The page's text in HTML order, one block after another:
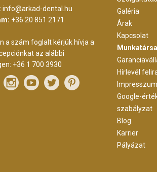
info@arkad-dental.hu
+36 20 851 2171
a szám foglalt kérjük hívja a
az alábbi
+36 1 700 3930
Galéria
Árak
Kapcsolat
Hírlevél
Impresszum
Google-
szabályzat
Blog
Karrier
Pályázat